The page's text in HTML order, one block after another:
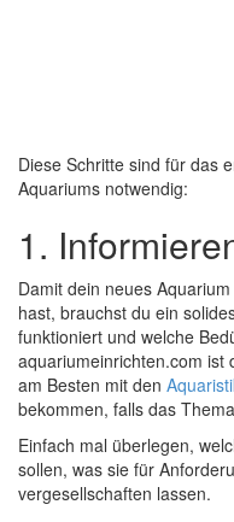
Diese Schritte sind für das
Aquariums notwendig:
1.
Damit dein neues
hast, brauchst du ein
funktioniert und welche
aquariumeinrichten.com ist
am Besten mit den
bekommen, falls das
Einfach mal überlegen,
sollen, was sie für
vergesellschaften lassen.